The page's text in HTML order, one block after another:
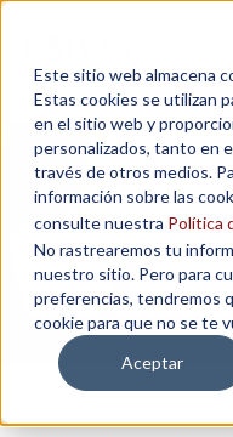
Este sitio web almacena
Estas cookies se utilizan
en el sitio web y
personalizados, tanto en
través de otros medios.
información sobre las
consulte nuestra Política
No rastrearemos tu
nuestro sitio. Pero para
preferencias, tendremos
cookie para que no se te
Aceptar